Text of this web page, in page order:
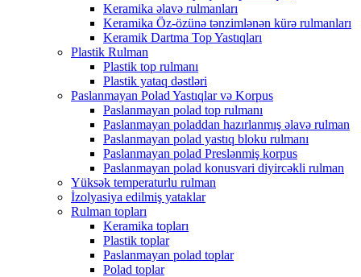
Keramika əlavə rulmanları
Keramika Öz-özünə tənzimlənən kürə rulmanları
Keramik Dartma Top Yastıqları
Plastik Rulman
Plastik top rulmanı
Plastik yataq dəstləri
Paslanmayan Polad Yastıqlar və Korpus
Paslanmayan polad top rulmanı
Paslanmayan poladdan hazırlanmış əlavə rulman
Paslanmayan polad yastıq bloku rulmanı
Paslanmayan polad Preslənmiş korpus
Paslanmayan polad konusvari diyircəkli rulman
Yüksək temperaturlu rulman
İzolyasiya edilmiş yataklar
Rulman topları
Keramika topları
Plastik toplar
Paslanmayan polad toplar
Polad toplar